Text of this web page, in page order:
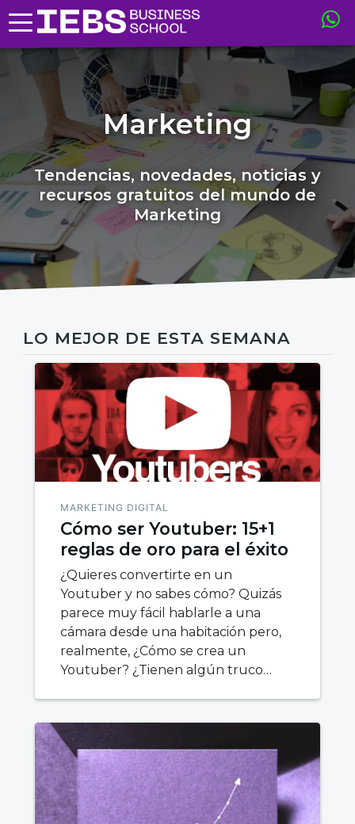
Marketing
Tendencias, novedades, noticias y
recursos gratuitos del mundo de
Marketing
LO MEJOR DE ESTA SEMANA
MARKETING DIGITAL
Cómo ser Youtuber: 15+1
reglas de oro para el éxito
¿Quieres convertirte en un
Youtuber y no sabes cómo? Quizás
parece muy fácil hablarle a una
cámara desde una habitación pero,
realmente, ¿Cómo se crea un
Youtuber? ¿Tienen algún truco…